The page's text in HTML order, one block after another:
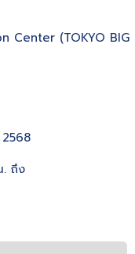
Center (TOKYO BIG
. ถึง